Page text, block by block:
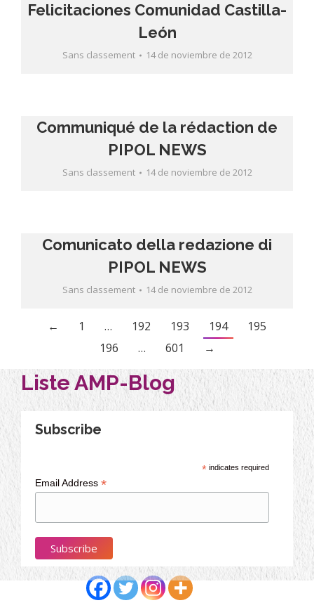
Felicitaciones Comunidad Castilla-
León
Sans classement 14 de noviembre de 2012
Communiqué de la rédaction de
PIPOL NEWS
Sans classement 14 de noviembre de 2012
Comunicato della redazione di
PIPOL NEWS
Sans classement 14 de noviembre de 2012
← 1 … 192 193 194
195
196
… 601 →
Liste AMP-Blog
Subscribe
* indicates required
Email Address *
Partagez cet article